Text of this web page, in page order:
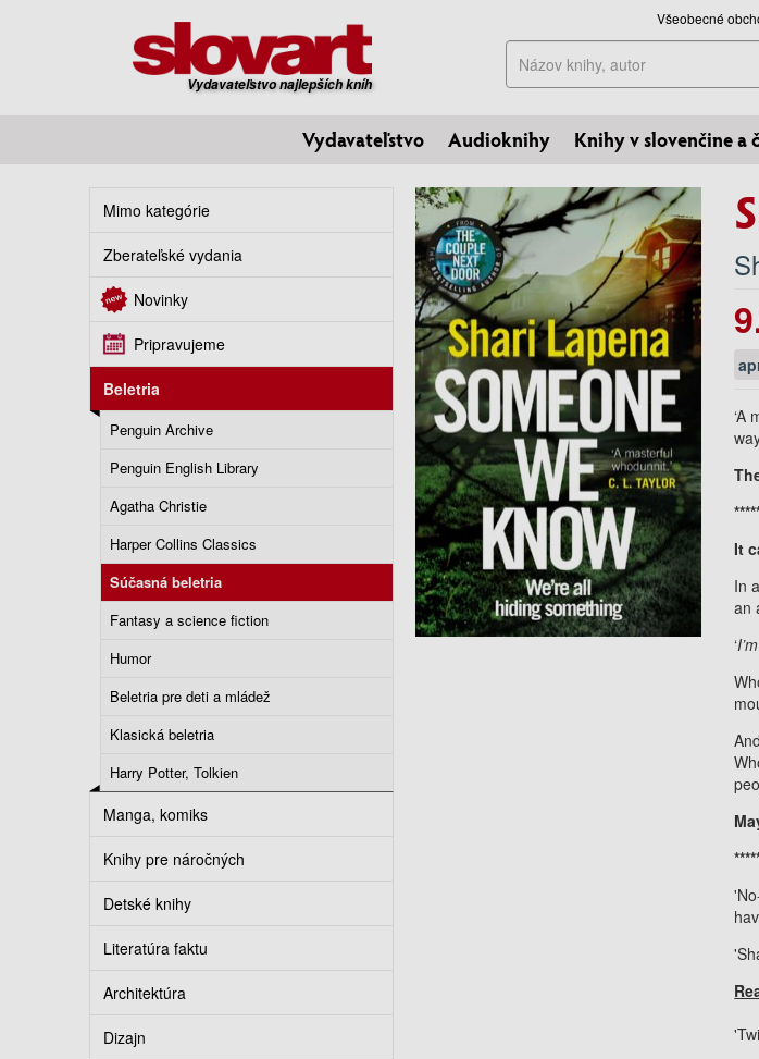
Vydavateľstvo najlepších kníh
Všeobecné
Hľadať
Vydavateľstvo Audioknihy Knihy v slovenčine a
Mimo kategórie
Zberateľské vydania
Novinky
Pripravujeme
Beletria
Penguin Archive
Penguin English Library
Agatha Christie
Harper Collins Classics
Súčasná beletria
Fantasy a science fiction
Humor
Beletria pre deti a mládež
Klasická beletria
Harry Potter, Tolkien
Manga, komiks
Knihy pre náročných
Detské knihy
Literatúra faktu
Architektúra
Dizajn
‘A
It
In
an
‘